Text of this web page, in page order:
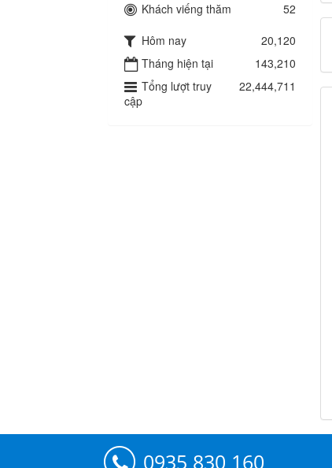
Khách viếng thăm
52
Hôm nay
20,120
Tháng hiện tại
143,210
Tổng lượt truy
cập
22,444,711
0935 830 160